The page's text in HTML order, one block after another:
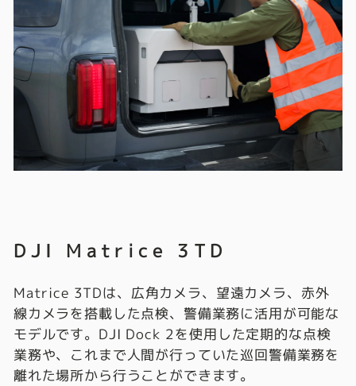
DJI Matrice 3TD
Matrice 3TDは、広角カメラ、望遠カメラ、赤外
線カメラを搭載した点検、警備業務に活用が可能な
モデルです。DJI Dock 2を使用した定期的な点検
業務や、これまで人間が行っていた巡回警備業務を
離れた場所から行うことができます。